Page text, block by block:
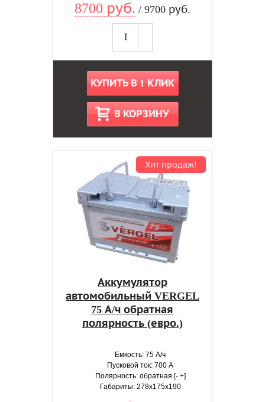
8700 руб. / 9700 руб.
КУПИТЬ В 1 КЛИК
В КОРЗИНУ
Хит продаж!
Аккумулятор
автомобильный VERGEL
75 А/ч обратная
полярность (евро.)
Емкость: 75 А/ч
Пусковой ток: 700 А
Полярность: обратная [- +]
Габариты: 278x175x190